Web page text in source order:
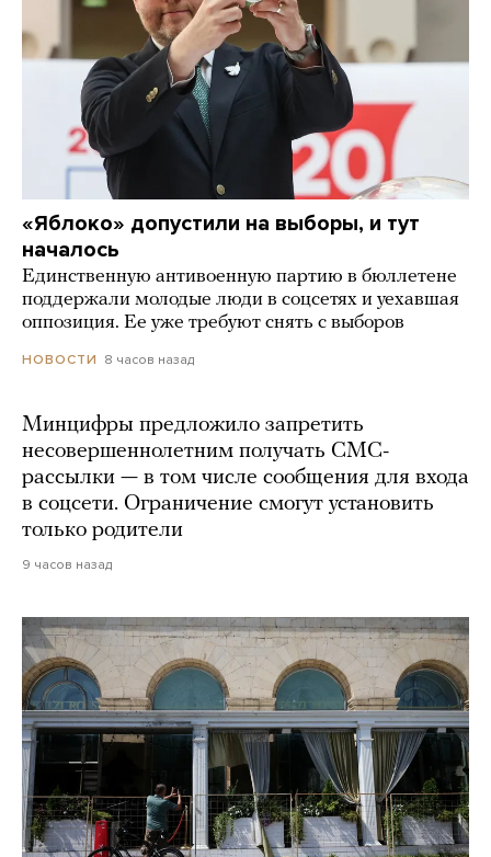
«Яблоко» допустили на выборы, и тут
началось
Единственную антивоенную партию в бюллетене
поддержали молодые люди в соцсетях и уехавшая
оппозиция. Ее уже требуют снять с выборов
НОВОСТИ 8 часов назад
Минцифры предложило запретить
несовершеннолетним получать СМС-
рассылки — в том числе сообщения для входа
в соцсети. Ограничение смогут установить
только родители
9 часов назад